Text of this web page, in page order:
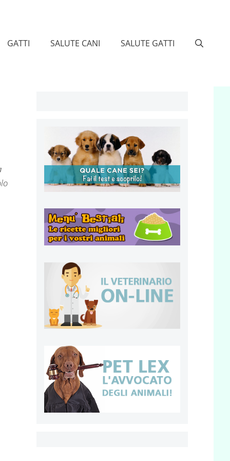
GATTI SALUTE CANI SALUTE GATTI